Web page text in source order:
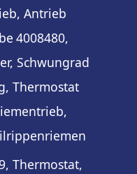
Antrieb
4008480,
Schwungrad
Thermostat
Thermostat,